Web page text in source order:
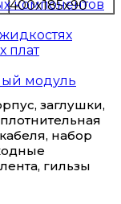
компонентов
плат
модуль
400x185x90
заглушки,
набор
гильзы